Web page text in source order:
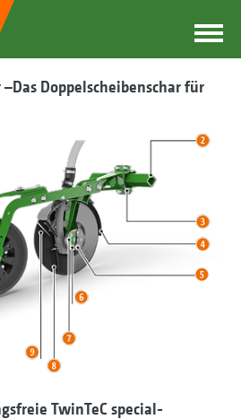
Doppelscheibenschar für
TwinTeC special-